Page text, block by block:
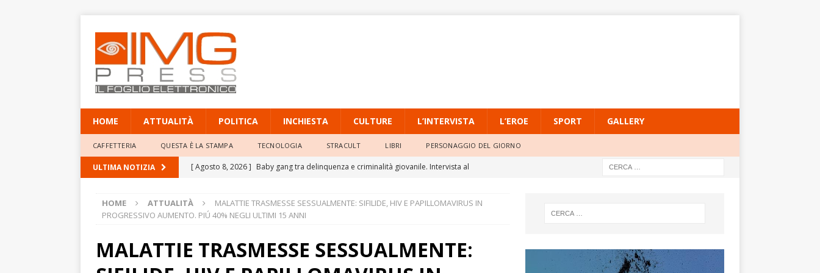
HOME ATTUALITÀ POLITICA INCHIESTA CULTURE L’INTERVISTA L’EROE SPORT GALLERY
CAFFETTERIA QUESTA È LA STAMPA TECNOLOGIA STRACULT LIBRI PERSONAGGIO DEL GIORNO
ULTIMA NOTIZIA [ Agosto 8, 2026 ] Baby gang tra delinquenza e criminalità giovanile. Intervista al
[ Agosto 8, 2026 ]
Meteo, la quarta ondata di calore persiste con massime sempre molto
[ Agosto 8, 2026 ] Polizia Locale di Raffadali, il TAR accoglie il ricorso di un agente e
annulla il provvedimento della Prefettura
ATTUALITÀ
HOME ATTUALITÀ
MALATTIE TRASMESSE SESSUALMENTE: SIFILIDE, HIV E PAPILLOMAVIRUS IN
PROGRESSIVO AUMENTO. PIÚ 40% NEGLI ULTIMI 15 ANNI
MALATTIE TRASMESSE SESSUALMENTE: